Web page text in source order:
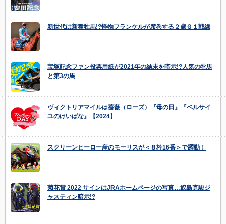
新世代は新種牡馬!?怪物フランケルが席巻する２歳Ｇ１戦線
宝塚記念ファン投票用紙が2021年の結末を暗示!?人気の牝馬
と第3の馬
ヴィクトリアマイルは薔薇（ローズ）『母の日』『ベルサイ
ユのけいばな』【2024】
スクリーンヒーロー産のモーリスが＜８枠16番＞で躍動！
菊花賞 2022 サインはJRAホームページの写真…鮫島克駿ジ
ャスティン暗示!?